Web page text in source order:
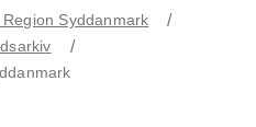
Region Syddanmark